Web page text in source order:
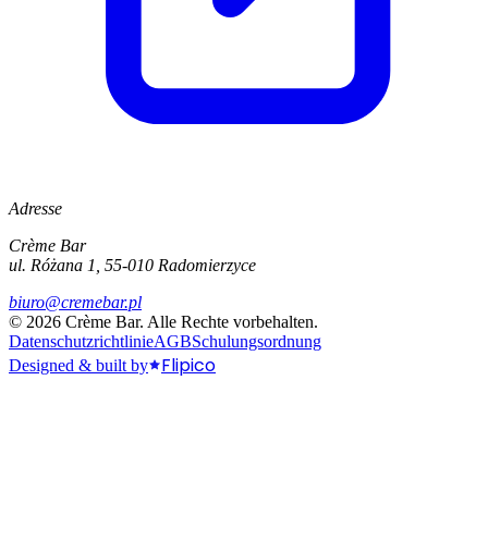
Adresse
Crème Bar
ul. Różana 1, 55-010 Radomierzyce
biuro@cremebar.pl
© 2026 Crème Bar. Alle Rechte vorbehalten.
DatenschutzrichtlinieAGBSchulungsordnung
Designed & built by
Flipico